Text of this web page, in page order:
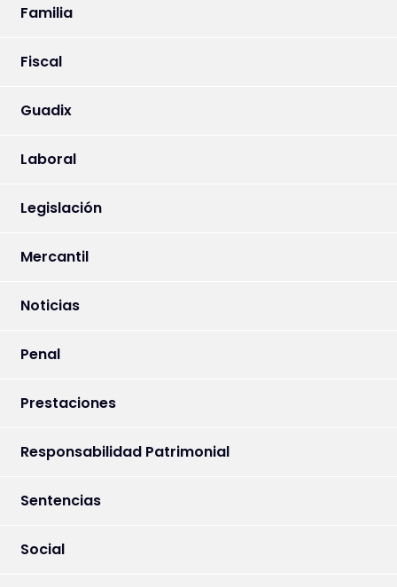
Familia
Fiscal
Guadix
Laboral
Legislación
Mercantil
Noticias
Penal
Prestaciones
Responsabilidad Patrimonial
Sentencias
Social